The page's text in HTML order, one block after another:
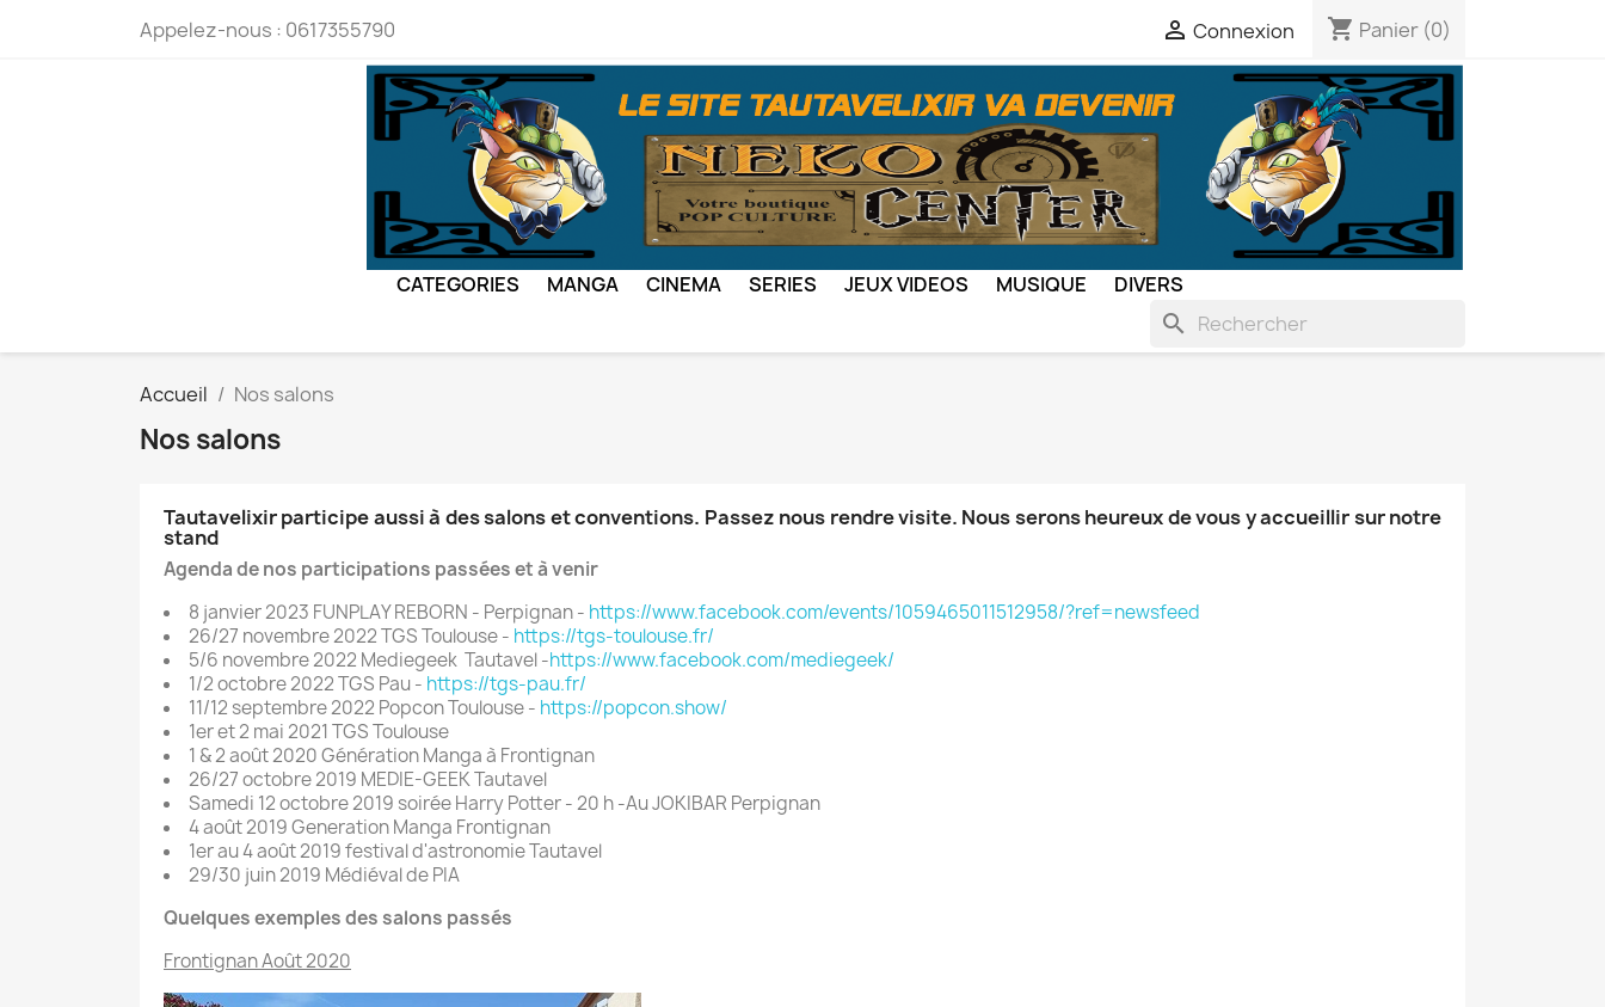
Appelez-nous : 0617355790  Connexion shopping_cart Panier (0)
CATEGORIES MANGA CINEMA SERIES JEUX VIDEOS MUSIQUE DIVERS
search
Accueil Nos salons
Nos salons
Tautavelixir participe aussi à des salons et conventions. Passez nous rendre visite. Nous serons heureux de vous y accueillir sur notre
stand
Agenda de nos participations passées et à venir
8 janvier 2023 FUNPLAY REBORN - Perpignan - https://www.facebook.com/events/1059465011512958/?ref=newsfeed
26/27 novembre 2022 TGS Toulouse - https://tgs-toulouse.fr/
5/6 novembre 2022 Mediegeek Tautavel -https://www.facebook.com/mediegeek/
1/2 octobre 2022 TGS Pau - https://tgs-pau.fr/
11/12 septembre 2022 Popcon Toulouse - https://popcon.show/
1er et 2 mai 2021 TGS Toulouse
1 & 2 août 2020 Génération Manga à Frontignan
26/27 octobre 2019 MEDIE-GEEK Tautavel
Samedi 12 octobre 2019 soirée Harry Potter - 20 h -Au JOKIBAR Perpignan
4 août 2019 Generation Manga Frontignan
1er au 4 août 2019 festival d'astronomie Tautavel
29/30 juin 2019 Médiéval de PIA
Quelques exemples des salons passés
Frontignan Août 2020